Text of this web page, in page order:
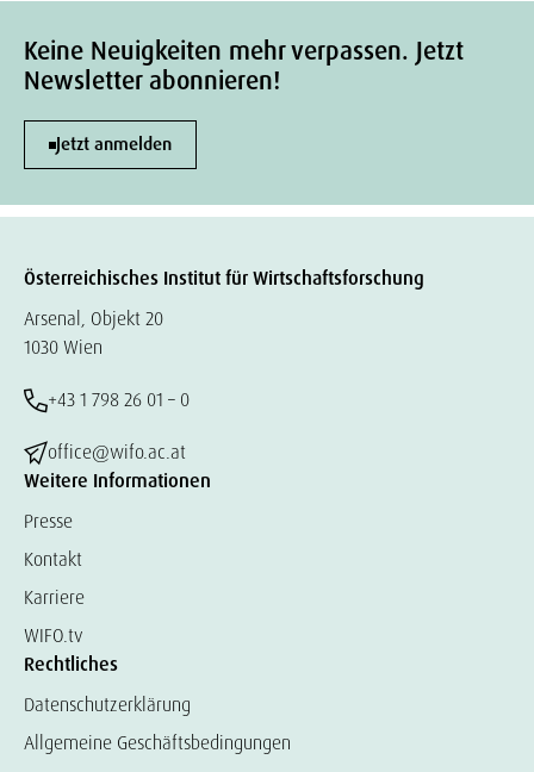
Keine Neuigkeiten mehr verpassen. Jetzt
Newsletter abonnieren!
Jetzt anmelden
Österreichisches Institut für Wirtschaftsforschung
Arsenal, Objekt 20
1030 Wien
+43 1 798 26 01 – 0
office@wifo.ac.at
Weitere Informationen
Presse
Kontakt
Karriere
WIFO.tv
Rechtliches
Datenschutzerklärung
Allgemeine Geschäftsbedingungen